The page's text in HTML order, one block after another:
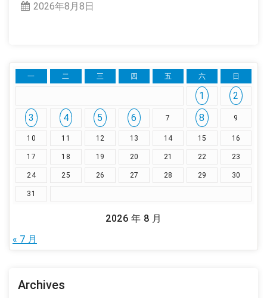
2026年8月8日
2026 年 8 月
一 二 三 四 五 六 日
1
2
3
4 5 6 7 8 9
10 11 12 13 14 15 16
17 18 19 20 21 22 23
24 25 26 27 28 29 30
31
« 7 月
Archives